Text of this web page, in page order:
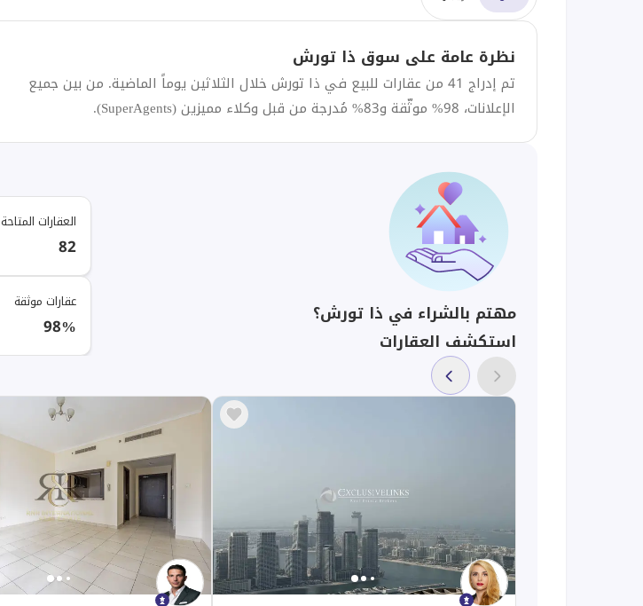
نظرة عامة على سوق ذا تورش
تم إدراج 41 من عقارات للبيع في ذا تورش خلال الثلاثين يوماً الماضية. من بين جميع
الإعلانات، 98% موثّقة و83% مُدرجة من قبل وكلاء مميزين (SuperAgents).
مهتم بالشراء في ذا تورش؟
استكشف العقارات
العقارات المتاحة
82
عقارات موثقة
98%